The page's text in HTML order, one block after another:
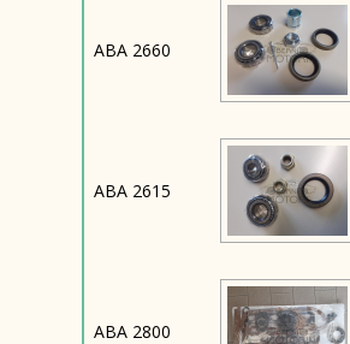
ABA 2660
ABA 2615
ABA 2800